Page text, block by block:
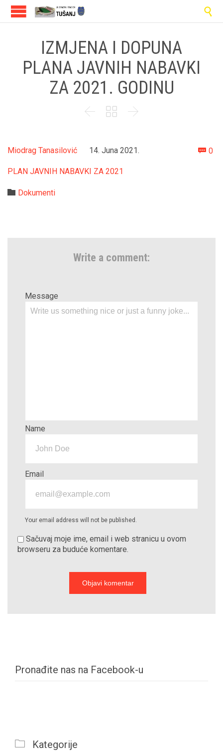

IZMJENA I DOPUNA
PLANA JAVNIH NABAVKI
ZA 2021. GODINU
  
Miodrag Tanasilović 14. Juna 2021.  0
PLAN JAVNIH NABAVKI ZA 2021
 Category
Dokumenti
Write a comment:
Message
Name
Email
Your email address will not be published.
Sačuvaj moje ime, email i web stranicu u ovom
browseru za buduće komentare.
Pronađite nas na Facebook-u
 Kategorije